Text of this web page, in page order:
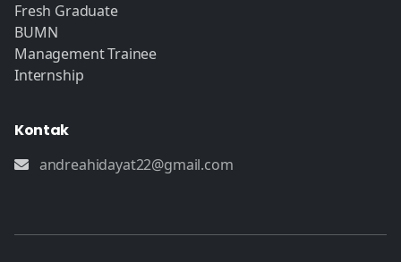
Fresh Graduate
BUMN
Management Trainee
Internship
Kontak
andreahidayat22@gmail.com